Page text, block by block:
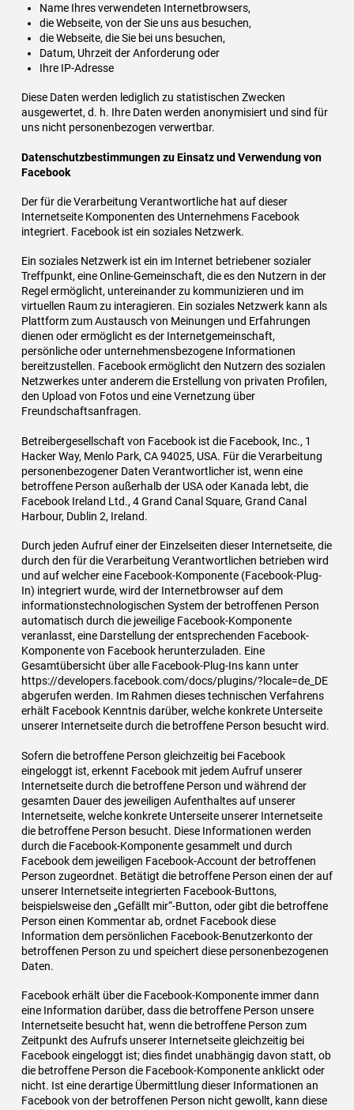
Name Ihres verwendeten Internetbrowsers,
die Webseite, von der Sie uns aus besuchen,
die Webseite, die Sie bei uns besuchen,
Datum, Uhrzeit der Anforderung oder
Ihre IP-Adresse
Diese Daten werden lediglich zu statistischen Zwecken
ausgewertet, d. h. Ihre Daten werden anonymisiert und sind für
uns nicht personenbezogen verwertbar.
Datenschutzbestimmungen zu Einsatz und Verwendung von
Facebook
Der für die Verarbeitung Verantwortliche hat auf dieser
Internetseite Komponenten des Unternehmens Facebook
integriert. Facebook ist ein soziales Netzwerk.
Ein soziales Netzwerk ist ein im Internet betriebener sozialer
Treffpunkt, eine Online-Gemeinschaft, die es den Nutzern in der
Regel ermöglicht, untereinander zu kommunizieren und im
virtuellen Raum zu interagieren. Ein soziales Netzwerk kann als
Plattform zum Austausch von Meinungen und Erfahrungen
dienen oder ermöglicht es der Internetgemeinschaft,
persönliche oder unternehmensbezogene Informationen
bereitzustellen. Facebook ermöglicht den Nutzern des sozialen
Netzwerkes unter anderem die Erstellung von privaten Profilen,
den Upload von Fotos und eine Vernetzung über
Freundschaftsanfragen.
Betreibergesellschaft von Facebook ist die Facebook, Inc., 1
Hacker Way, Menlo Park, CA 94025, USA. Für die Verarbeitung
personenbezogener Daten Verantwortlicher ist, wenn eine
betroffene Person außerhalb der USA oder Kanada lebt, die
Facebook Ireland Ltd., 4 Grand Canal Square, Grand Canal
Harbour, Dublin 2, Ireland.
Durch jeden Aufruf einer der Einzelseiten dieser Internetseite, die
durch den für die Verarbeitung Verantwortlichen betrieben wird
und auf welcher eine Facebook-Komponente (Facebook-Plug-
In) integriert wurde, wird der Internetbrowser auf dem
informationstechnologischen System der betroffenen Person
automatisch durch die jeweilige Facebook-Komponente
veranlasst, eine Darstellung der entsprechenden Facebook-
Komponente von Facebook herunterzuladen. Eine
Gesamtübersicht über alle Facebook-Plug-Ins kann unter
https://developers.facebook.com/docs/plugins/?locale=de_DE
abgerufen werden. Im Rahmen dieses technischen Verfahrens
erhält Facebook Kenntnis darüber, welche konkrete Unterseite
unserer Internetseite durch die betroffene Person besucht wird.
Sofern die betroffene Person gleichzeitig bei Facebook
eingeloggt ist, erkennt Facebook mit jedem Aufruf unserer
Internetseite durch die betroffene Person und während der
gesamten Dauer des jeweiligen Aufenthaltes auf unserer
Internetseite, welche konkrete Unterseite unserer Internetseite
die betroffene Person besucht. Diese Informationen werden
durch die Facebook-Komponente gesammelt und durch
Facebook dem jeweiligen Facebook-Account der betroffenen
Person zugeordnet. Betätigt die betroffene Person einen der auf
unserer Internetseite integrierten Facebook-Buttons,
beispielsweise den „Gefällt mir“-Button, oder gibt die betroffene
Person einen Kommentar ab, ordnet Facebook diese
Information dem persönlichen Facebook-Benutzerkonto der
betroffenen Person zu und speichert diese personenbezogenen
Daten.
Facebook erhält über die Facebook-Komponente immer dann
eine Information darüber, dass die betroffene Person unsere
Internetseite besucht hat, wenn die betroffene Person zum
Zeitpunkt des Aufrufs unserer Internetseite gleichzeitig bei
Facebook eingeloggt ist; dies findet unabhängig davon statt, ob
die betroffene Person die Facebook-Komponente anklickt oder
nicht. Ist eine derartige Übermittlung dieser Informationen an
Facebook von der betroffenen Person nicht gewollt, kann diese